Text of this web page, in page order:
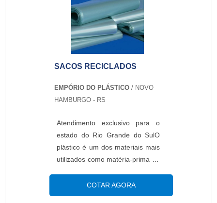
,dando um acabamento tão
perfeito que se assemelha muito
ao impresso. Além disso, o
produto oferece:Isolamento do
SACOS RECICLADOS
EMPÓRIO DO PLÁSTICO / NOVO
HAMBURGO - RS
Atendimento exclusivo para o
estado do Rio Grande do SulO
plástico é um dos materiais mais
utilizados como matéria-prima na
das indústrias. No entanto, este é
um material altamente poluente,
COTAR AGORA